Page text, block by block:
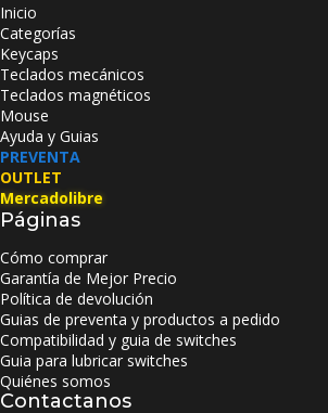
Inicio
Categorías
Keycaps
Teclados mecánicos
Teclados magnéticos
Mouse
Ayuda y Guias
PREVENTA
OUTLET
Mercadolibre
Páginas
Cómo comprar
Garantía de Mejor Precio
Política de devolución
Guias de preventa y productos a pedido
Compatibilidad y guia de switches
Guia para lubricar switches
Quiénes somos
Contactanos